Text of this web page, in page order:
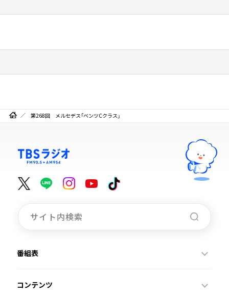
第268回 メルセデス「ベンツCクラス」
番組表
コンテンツ